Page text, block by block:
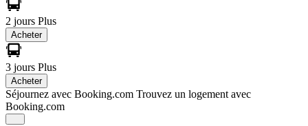
2 jours Plus
Acheter
3 jours Plus
Acheter
Séjournez avec Booking.com Trouvez un logement avec
Booking.com